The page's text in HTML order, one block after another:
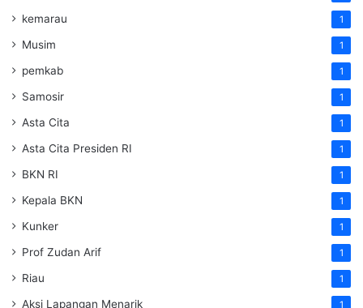
kemarau 1
Musim 1
pemkab 1
Samosir 1
Asta Cita 1
Asta Cita Presiden RI 1
BKN RI 1
Kepala BKN 1
Kunker 1
Prof Zudan Arif 1
Riau 1
Aksi Lapangan Menarik 1